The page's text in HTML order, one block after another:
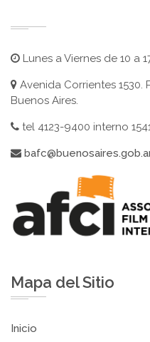
Lunes a Viernes de 10 a
Avenida Corrientes 1530.
Buenos Aires.
tel 4123-9400 interno
Mapa del Sitio
Inicio